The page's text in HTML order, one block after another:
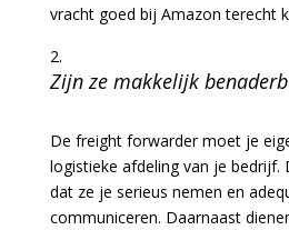
vracht goed bij Amazon terecht
Zijn ze makkelijk
De freight forwarder moet je
logistieke afdeling van je bedrijf.
dat ze je serieus nemen en
communiceren. Daarnaast